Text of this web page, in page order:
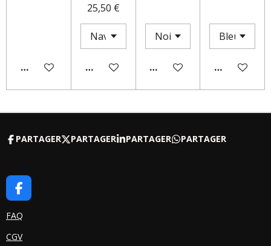
AJOUTER AU PANIER
25,50 €
AJOUTER AU PANIERM'AVERTIR SI DISPONIBLE
AJOUTER
PARTAGER PARTAGER PARTAGER PARTAGER
F
A
C
B
FAQ
CGV